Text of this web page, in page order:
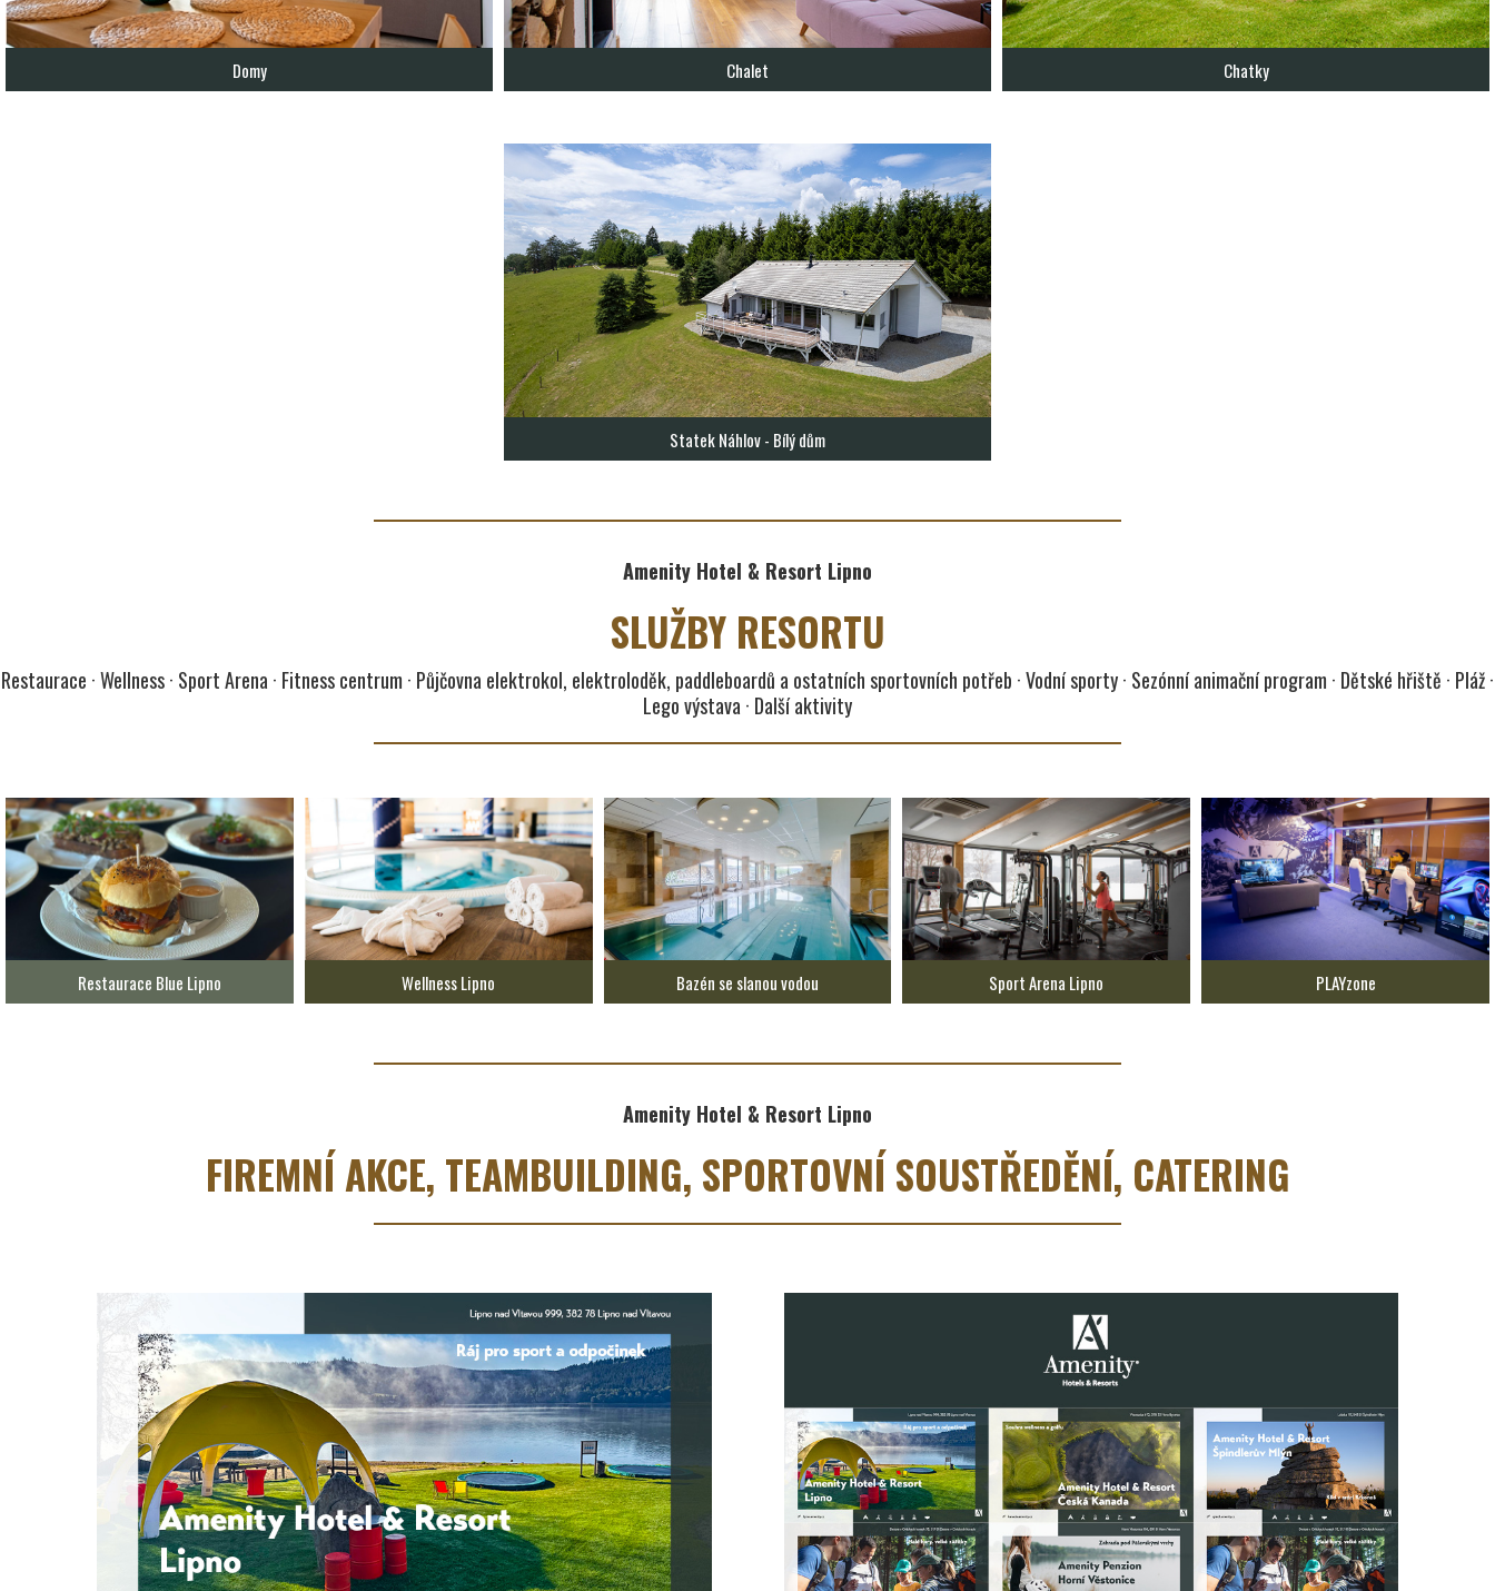
Domy Chalet Chatky
Statek Náhlov - Bílý dům
Amenity Hotel & Resort Lipno
SLUŽBY RESORTU
Restaurace · Wellness · Sport Arena · Fitness centrum · Půjčovna elektrokol, elektroloděk, paddleboardů a ostatních sportovních potřeb · Vodní sporty · Sezónní animační program · Dětské hřiště · Pláž ·
Lego výstava · Další aktivity
Restaurace Blue Lipno Wellness Lipno Bazén se slanou vodou Sport Arena Lipno PLAYzone
Amenity Hotel & Resort Lipno
FIREMNÍ AKCE, TEAMBUILDING, SPORTOVNÍ SOUSTŘEDĚNÍ, CATERING